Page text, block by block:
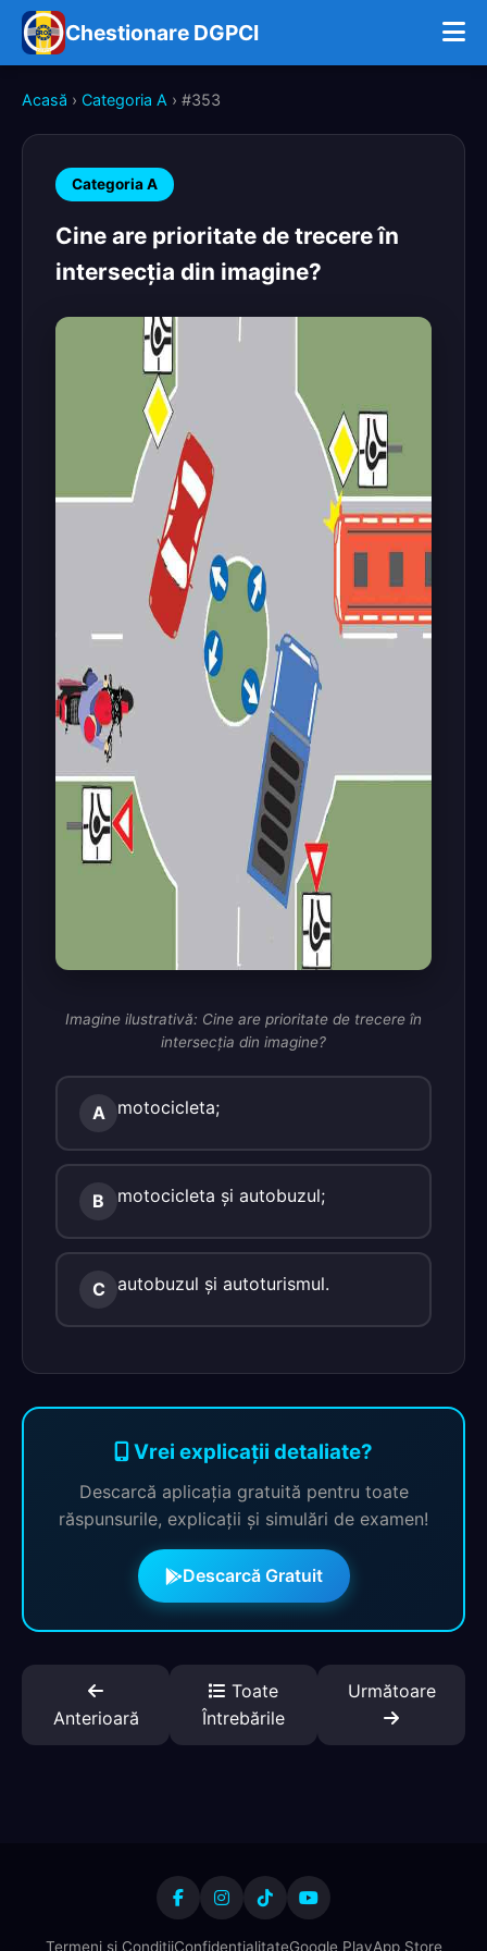
Chestionare DGPCI
Acasă › Categoria A › #353
Categoria A
Cine are prioritate de trecere în
intersecţia din imagine?
Imagine ilustrativă: Cine are prioritate de trecere în
intersecţia din imagine?
A motocicleta;
B motocicleta şi autobuzul;
C autobuzul şi autoturismul.
Vrei explicații detaliate?
Descarcă aplicația gratuită pentru toate
răspunsurile, explicații și simulări de examen!
Descarcă Gratuit
Anterioară
Toate
Întrebările
Următoare
Termeni și CondițiiConfidențialitateGoogle PlayApp Store